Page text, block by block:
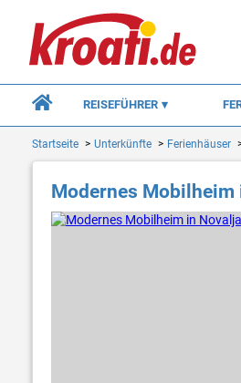
REISEFÜHRER
Startseite Unterkünfte Ferienhäuser
Modernes Mobilheim